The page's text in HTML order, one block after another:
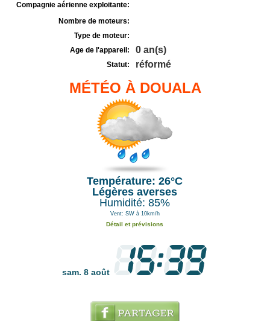
Compagnie aérienne exploitante:
Nombre de moteurs:
Type de moteur:
Age de l'appareil:
0 an(s)
Statut: réformé
MÉTÉO À DOUALA
Température: 26°C
Légères averses
Humidité: 85%
Vent: SW à 10km/h
Détail et prévisions
sam. 8 août